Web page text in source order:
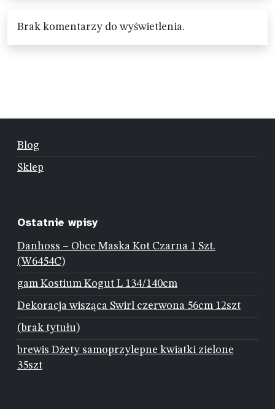
Brak komentarzy do wyświetlenia.
Blog
Sklep
Ostatnie wpisy
Danhoss – Obce Maska Kot Czarna 1 Szt.
(W6454C)
gam Kostium Kogut L 134/140cm
Dekoracja wisząca Swirl czerwona 56cm 12szt
(brak tytułu)
brewis Dżety samoprzylepne kwiatki zielone
35szt